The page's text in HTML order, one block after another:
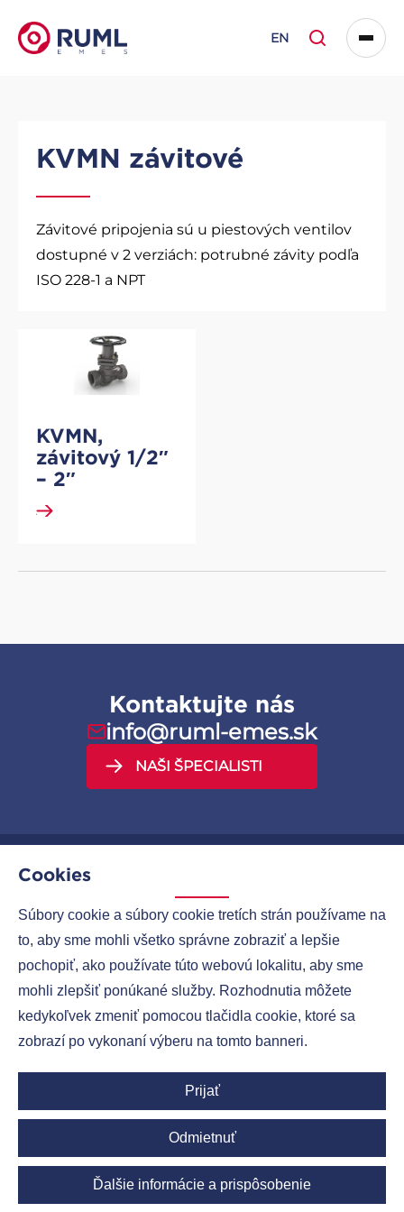
Cookies
Súbory cookie a súbory cookie tretích strán používame na
to, aby sme mohli všetko správne zobraziť a lepšie
pochopiť, ako používate túto webovú lokalitu, aby sme
mohli zlepšiť ponúkané služby. Rozhodnutia môžete
kedykoľvek zmeniť pomocou tlačidla cookie, ktoré sa
zobrazí po vykonaní výberu na tomto banneri.
Prijať
Odmietnuť
Ďalšie informácie a prispôsobenie
EN
KVMN závitové
Závitové pripojenia sú u piestových ventilov
dostupné v 2 verziách: potrubné závity podľa
ISO 228-1 a NPT
KVMN,
závitový 1/2″
– 2″
Kontaktujte nás
info@ruml-emes.sk
NAŠI ŠPECIALISTI
MENU
SPOLOČNOSTI
KONTAKTY
Ruml Group LinkedIn
Copyright © 2026Ruml-group.cz| Všetky práva vyhradené.
MirandaMedia Group s.r.o.